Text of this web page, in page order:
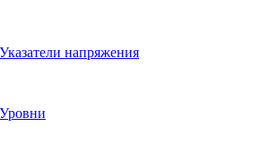
Указатели напряжения
Уровни